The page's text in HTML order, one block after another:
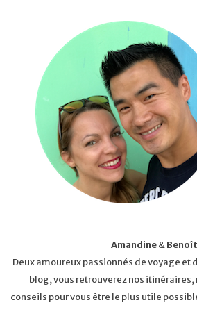
Amandine&Benoît
Deux amoureux passionnés de voyage et
blog, vous retrouverez nos itinéraires,
conseils pour vous être le plus utile